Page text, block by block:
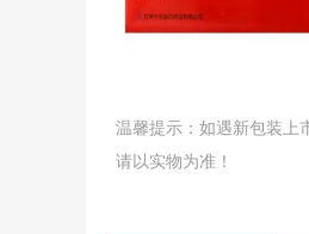
温馨提示：如遇新包装上
请以实物为准！